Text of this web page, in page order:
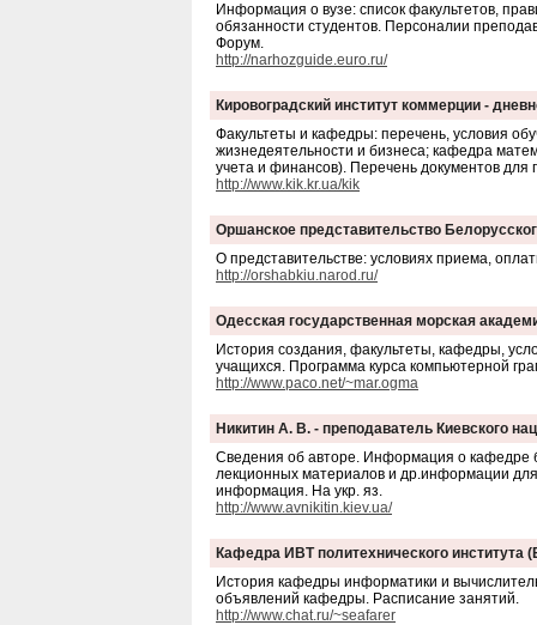
Информация о вузе: список факультетов,
обязанности студентов. Персоналии
Форум.
http://narhozguide.euro.ru/
Кировоградский институт коммерции -
Факультеты и кафедры: перечень, условия
жизнедеятельности и бизнеса; кафедра
учета и финансов). Перечень документов для
http://www.kik.kr.ua/kik
Оршанское представительство
О представительстве: условиях приема,
http://orshabkiu.narod.ru/
Одесская государственная морская
История создания, факультеты, кафедры,
учащихся. Программа курса компьютерной
http://www.paco.net/~mar.ogma
Никитин А. В. - преподаватель Киевского
Сведения об авторе. Информация о кафедре
лекционных материалов и др.информации
информация. На укр. яз.
http://www.avnikitin.kiev.ua/
Кафедра ИВТ политехнического института
История кафедры информатики и
объявлений кафедры. Расписание занятий.
http://www.chat.ru/~seafarer